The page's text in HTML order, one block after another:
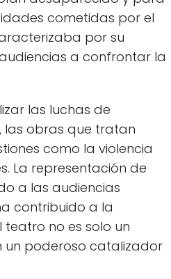
cometidas por el
por su
a confrontar la
las luchas de
las obras que tratan
como la violencia
La representación de
a las audiencias
contribuido a la
teatro no es solo un
un poderoso catalizador